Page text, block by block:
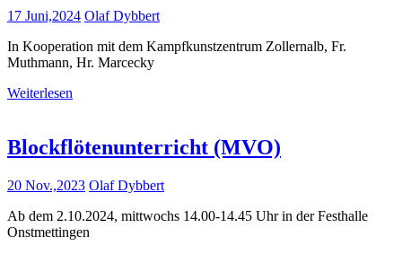
17 Juni,2024 Olaf Dybbert
In Kooperation mit dem Kampfkunstzentrum Zollernalb, Fr.
Muthmann, Hr. Marcecky
Weiterlesen
Blockflötenunterricht (MVO)
20 Nov.,2023 Olaf Dybbert
Ab dem 2.10.2024, mittwochs 14.00-14.45 Uhr in der Festhalle
Onstmettingen